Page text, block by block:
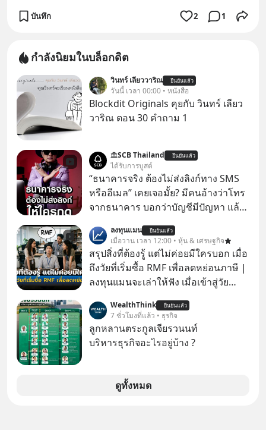
บันทึก 2 1
กำลังนิยมในบล็อกดิต
วินทร์ เลียววาริณ ยืนยันแล้ว
วันนี้ เวลา 00:00 • หนังสือ
Blockdit Originals คุยกับ วินทร์ เลียว
วาริณ ตอน 30 คำถาม 1
SCB Thailand ยืนยันแล้ว
ได้รับการบูสต์
“ธนาคารจริง ต้องไม่ส่งลิงก์ทาง SMS
หรืออีเมล” เคยเจอมั้ย? มีคนอ้างว่าโทร
จากธนาคาร บอกว่าบัญชีมีปัญหา แล้ว
ทันที มาฟัง “ป้าเก๋าเล่ากลโกง” เพื่อรู้ทัน
มุกหลอกลวงในคราบความน่าเชื่อถือ
กันค่ะ #แก้เกมกลโกง #ป้าเก๋าเล่ากล
โกง #LivesSustainably #อยู่อย่าง
ยั่งยืน #CyberSecurity #ป้าเก๋า
#FraudEducation #FinancialLiteracy
#DigitalBankWithHumanTouch
ลงทุนแมน ยืนยันแล้ว
เมื่อวาน เวลา 12:00 • หุ้น & เศรษฐกิจ
สรุปสิ่งที่ต้องรู้ แต่ไม่ค่อยมีใครบอก เมื่อ
ถึงวัยที่เริ่มซื้อ RMF เพื่อลดหย่อนภาษี |
ลงทุนแมนจะเล่าให้ฟัง เมื่อเข้าสู่วัย
ภาษี หลายคนมักได้รับคำแนะนำให้
ลงทุนใน RMF เพราะนอกจากจะช่วยลด
หย่อนภาษีได้แล้ว ยังเป็นโอกาสในการ
สร้างความมั่งคั่งระยะยาว แต่น้อยคน
อะไรบ้าง ควรดู ตรงไหน ทำอย่างไร ถึง
จะดีกับเรา แล้วเราควรรู้ข้อมูลอะไร
WealthThink ยืนยันแล้ว
7 ชั่วโมงที่แล้ว • ธุรกิจ
ลูกหลานตระกูลเจียรวนนท์
บริหารธุรกิจอะไรอยู่บ้าง ?
ดูทั้งหมด